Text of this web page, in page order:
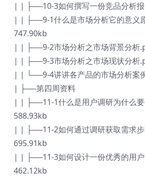
| | ├──10-3如何撰写一份竞品分析
| | ├──9-1什么是市场分析它的意义
747.90kb
| | ├──9-2市场分析之市场背景分析
| | ├──9-3市场分析之市场现状分析
| | └──9-4讲讲各产品的市场分析案
| ├──第四周资料
| | ├──11-1什么是用户调研为什么
588.93kb
| | ├──11-2如何通过调研获取需求
695.91kb
| | ├──11-3如何设计一份优秀的用
462.12kb